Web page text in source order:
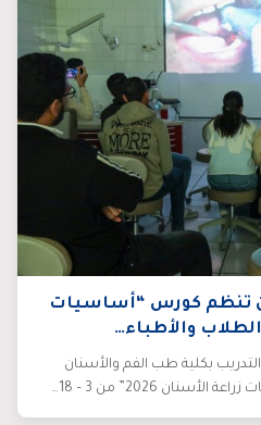
تنظم كورس “أساسيات
والأطباء…
بكلية طب الفم والأسنان
2026” من 3 – 18…